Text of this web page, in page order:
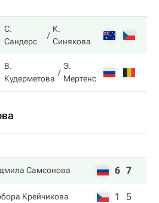
С.
Сандерс
К.
Синякова
В.
Кудерметова
Э.
Мертенс
Самсонова 6 7
Крейчикова 1 5